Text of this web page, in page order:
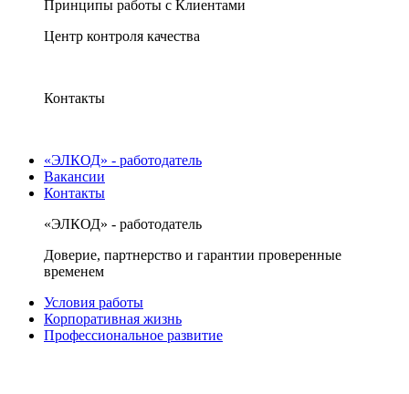
Принципы работы с Клиентами
Центр контроля качества
Контакты
«ЭЛКОД» - работодатель
Вакансии
Контакты
«ЭЛКОД» - работодатель
Доверие, партнерство и гарантии проверенные
временем
Условия работы
Корпоративная жизнь
Профессиональное развитие